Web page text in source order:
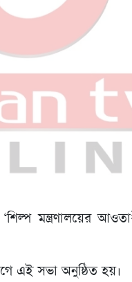
‘শিল্প মন্ত্রণালয়ের
এই সভা অনুষ্ঠিত হয়।